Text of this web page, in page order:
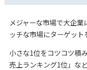
メジャーな市場で大企
ッチな市場にターゲット
小さな1位をコツコツ積
売上ランキング1位」な